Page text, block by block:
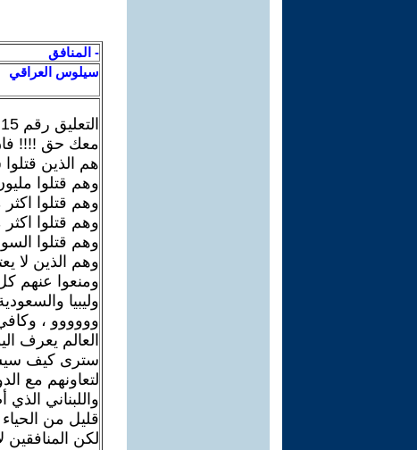
- المنافق
سيلوس العراقي
التعليق رقم 15
معك حق !!!! فان
هم الذين
وهم قتلوا
وهم قتلوا
وهم قتلوا
وهم قتلوا
وهم الذين لا
ومنعوا عنهم
وليبيا
وووووو ،
العالم يعرف
سترى كيف
لتعاونهم مع
واللبناني
قليل من
لكن المنافقين